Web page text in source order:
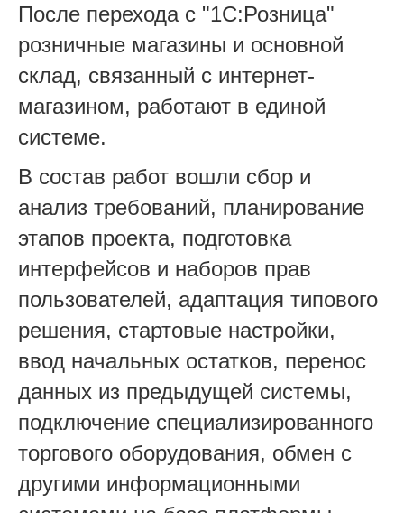
После перехода с "1С:Розница"
розничные магазины и основной
склад, связанный с интернет-
магазином, работают в единой
системе.
В состав работ вошли сбор и
анализ требований, планирование
этапов проекта, подготовка
интерфейсов и наборов прав
пользователей, адаптация типового
решения, стартовые настройки,
ввод начальных остатков, перенос
данных из предыдущей системы,
подключение специализированного
торгового оборудования, обмен с
другими информационными